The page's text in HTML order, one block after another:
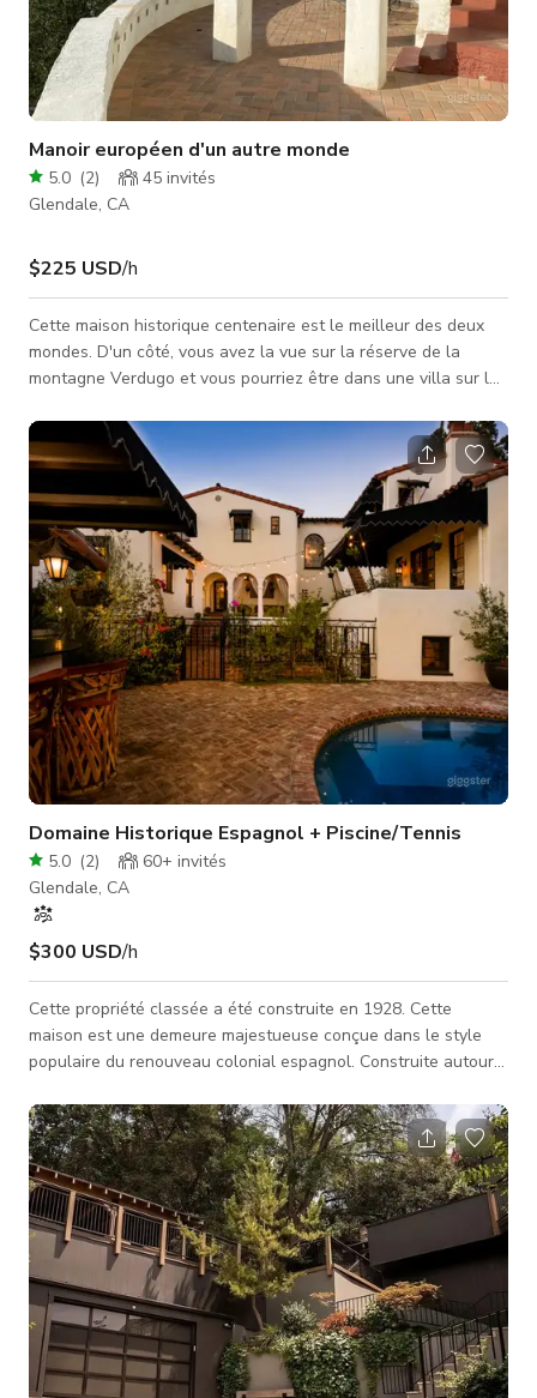
Manoir européen d'un autre monde
5.0 (2) 45 invités
Glendale, CA
$225 USD/h
Cette maison historique centenaire est le meilleur des deux
mondes. D'un côté, vous avez la vue sur la réserve de la
montagne Verdugo et vous pourriez être dans une villa sur la
scintillantes du paysage urbain de Los Angeles. Décorée
impeccablement avec des chevaliers en armure complets, des
épées espagnoles, de la vaisselle marocaine, des chaises
syriennes et d'autres antiquités qui vous épateront. Deux
cheminées, dont une
Domaine Historique Espagnol + Piscine/Tennis
5.0 (2) 60+ invités
Glendale, CA
$300 USD/h
Cette propriété classée a été construite en 1928. Cette
maison est une demeure majestueuse conçue dans le style
populaire du renouveau colonial espagnol. Construite autour
formels, cette propriété incarne toutes les caractéristiques
architecturales impressionnantes de l'époque, y compris une
entrée formelle à deux étages avec un escalier majestueux,
un élégant salon formel et une immense salle à manger avec
des portes-fen